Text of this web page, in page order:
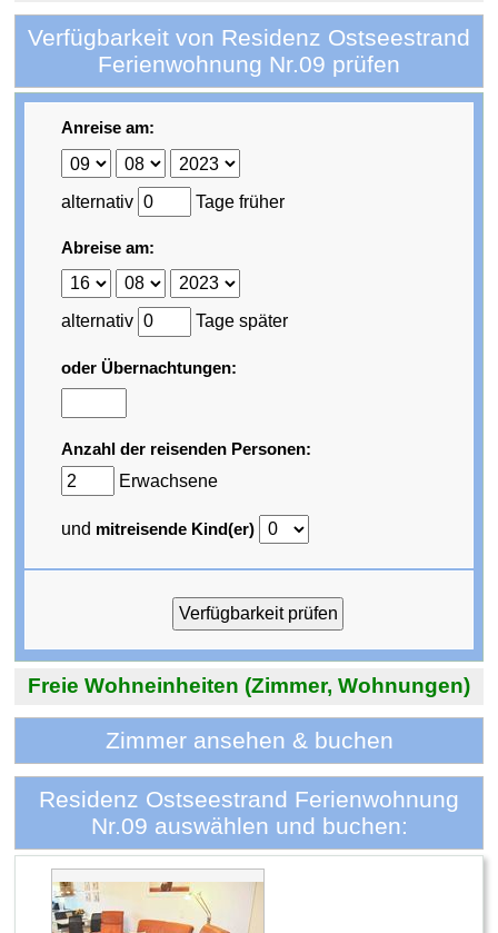
Verfügbarkeit von Residenz Ostseestrand
Ferienwohnung Nr.09 prüfen
Anreise am:
alternativ Tage früher
Abreise am:
alternativ Tage später
oder Übernachtungen:
Anzahl der reisenden Personen:
Erwachsene
und mitreisende Kind(er)
Freie Wohneinheiten (Zimmer, Wohnungen)
Zimmer ansehen & buchen
Residenz Ostseestrand Ferienwohnung
Nr.09 auswählen und buchen: